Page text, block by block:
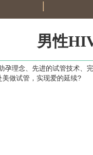
男性
孕理念、先进的试管技术、
做试管，实现爱的延续?